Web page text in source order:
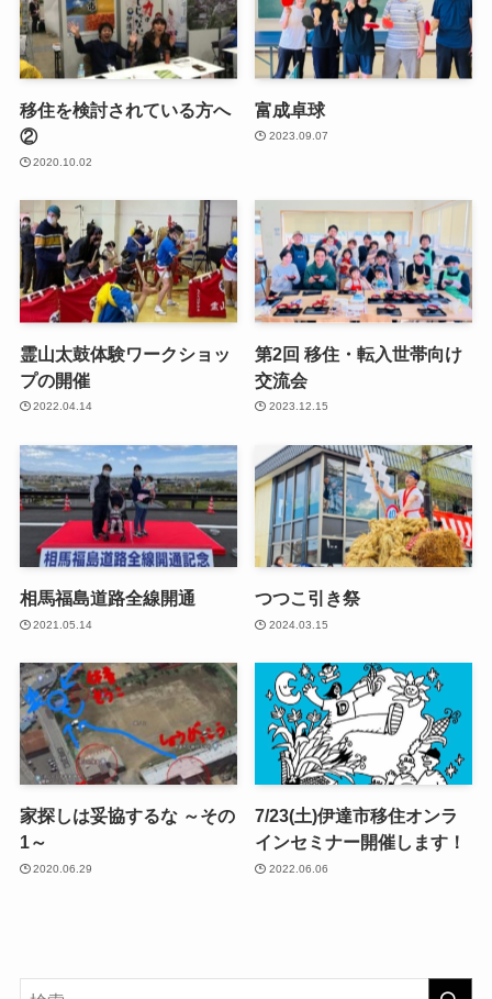
移住を検討されている方へ
②
2020.10.02
富成卓球
2023.09.07
霊山太鼓体験ワークショッ
プの開催
2022.04.14
第2回 移住・転入世帯向け
交流会
2023.12.15
相馬福島道路全線開通
2021.05.14
つつこ引き祭
2024.03.15
家探しは妥協するな ～その
1～
2020.06.29
7/23(土)伊達市移住オンラ
インセミナー開催します！
2022.06.06